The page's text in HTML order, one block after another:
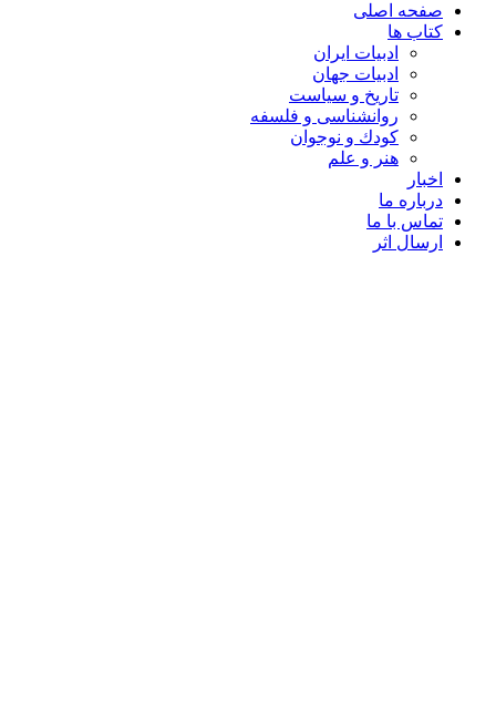
صفحه اصلی
کتاب ها
ادبیات ایران
ادبیات جهان
تاریخ و سیاست
روانشناسی و فلسفه
کودك و نوجوان
هنر و علم
اخبار
درباره ما
تماس با ما
ارسال اثر